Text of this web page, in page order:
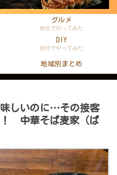
グルメ
自分で行ってみた
DIY
自分でやってみた
地域別まとめ
味しいのに…その接客
！ 中華そば麦家（ば